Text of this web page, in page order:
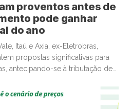
proventos antes de
pode ganhar
do ano
Itaú e Axia, ex-Eletrobras,
propostas significativas para
antecipando-se à tributação de
2026, em movimento que poderá
deste ano e deve envolver